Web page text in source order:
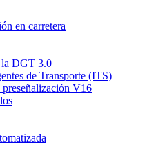
en carretera
la DGT 3.0
de Transporte (ITS)
V16